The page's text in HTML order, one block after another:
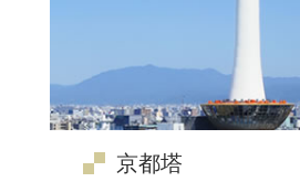
京都塔